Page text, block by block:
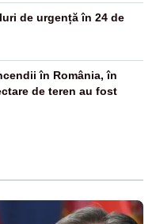
de urgență în 24 de
în România, în
de teren au fost